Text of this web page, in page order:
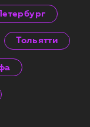
Тольятти